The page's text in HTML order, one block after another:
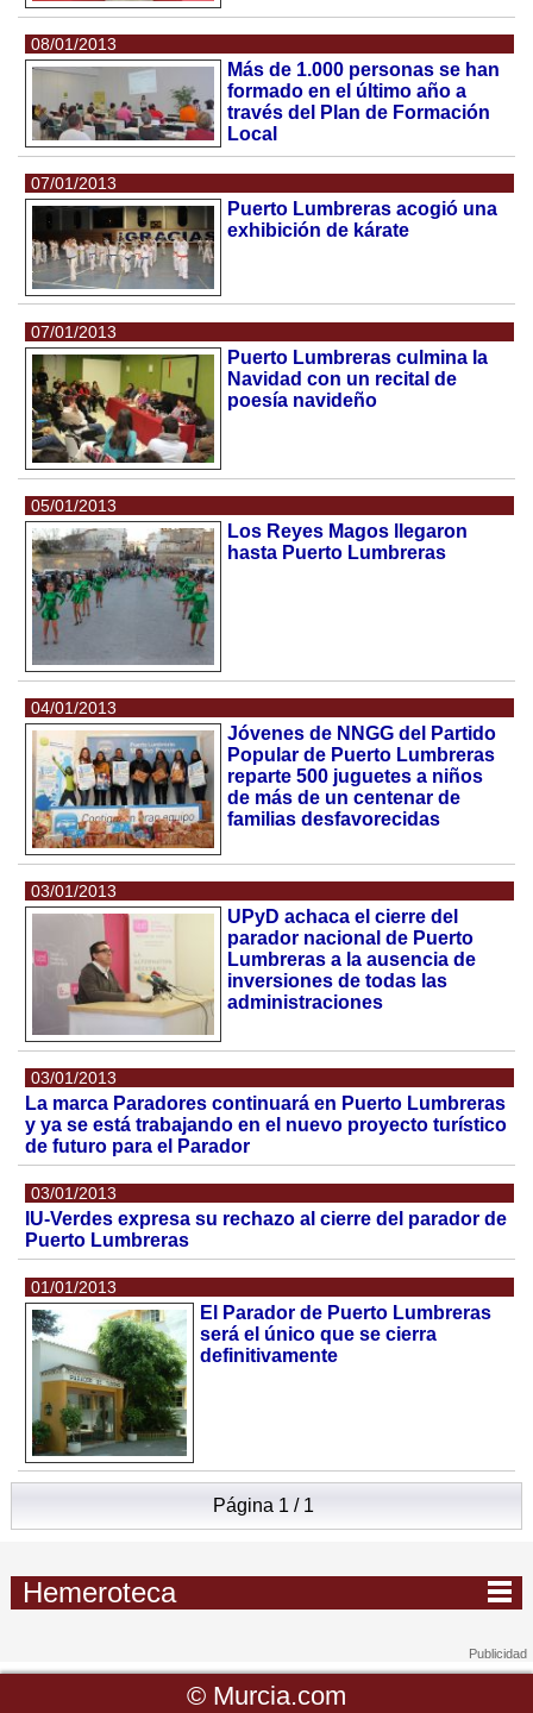
08/01/2013
Más de 1.000 personas se han
formado en el último año a
través del Plan de Formación
Local
07/01/2013
Puerto Lumbreras acogió una
exhibición de kárate
07/01/2013
Puerto Lumbreras culmina la
Navidad con un recital de
poesía navideño
05/01/2013
Los Reyes Magos llegaron
hasta Puerto Lumbreras
04/01/2013
Jóvenes de NNGG del Partido
Popular de Puerto Lumbreras
reparte 500 juguetes a niños
de más de un centenar de
familias desfavorecidas
03/01/2013
UPyD achaca el cierre del
parador nacional de Puerto
Lumbreras a la ausencia de
inversiones de todas las
administraciones
03/01/2013
La marca Paradores continuará en Puerto Lumbreras
y ya se está trabajando en el nuevo proyecto turístico
de futuro para el Parador
03/01/2013
IU-Verdes expresa su rechazo al cierre del parador de
Puerto Lumbreras
01/01/2013
El Parador de Puerto Lumbreras
será el único que se cierra
definitivamente
Página 1 / 1
Hemeroteca
© Murcia.com